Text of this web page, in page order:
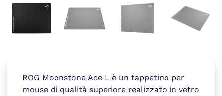
ROG Moonstone Ace L è un tappetino per
mouse di qualità superiore realizzato in vetro